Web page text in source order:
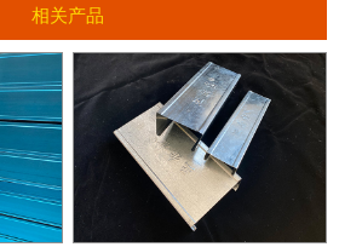
相关产品